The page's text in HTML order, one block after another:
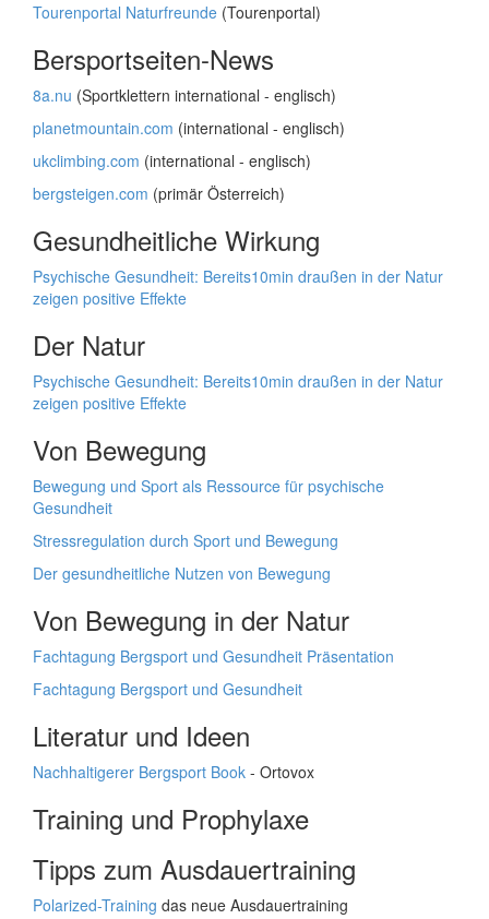
Tourenportal Naturfreunde (Tourenportal)
Bersportseiten-News
8a.nu (Sportklettern international - englisch)
planetmountain.com (international - englisch)
ukclimbing.com (international - englisch)
bergsteigen.com (primär Österreich)
Gesundheitliche Wirkung
Psychische Gesundheit: Bereits10min draußen in der Natur
zeigen positive Effekte
Der Natur
Psychische Gesundheit: Bereits10min draußen in der Natur
zeigen positive Effekte
Von Bewegung
Bewegung und Sport als Ressource für psychische
Gesundheit
Stressregulation durch Sport und Bewegung
Der gesundheitliche Nutzen von Bewegung
Von Bewegung in der Natur
Fachtagung Bergsport und Gesundheit Präsentation
Fachtagung Bergsport und Gesundheit
Literatur und Ideen
Nachhaltigerer Bergsport Book - Ortovox
Training und Prophylaxe
Tipps zum Ausdauertraining
Polarized-Training das neue Ausdauertraining